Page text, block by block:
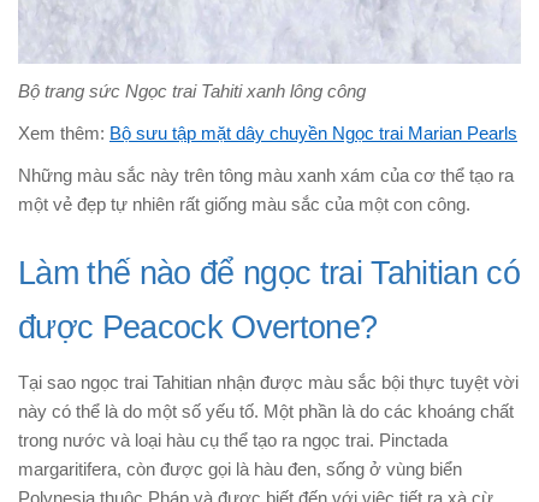
Bộ trang sức Ngọc trai Tahiti xanh lông công
Xem thêm: Bộ sưu tập mặt dây chuyền Ngọc trai Marian Pearls
Những màu sắc này trên tông màu xanh xám của cơ thể tạo ra
một vẻ đẹp tự nhiên rất giống màu sắc của một con công.
Làm thế nào để ngọc trai Tahitian có
được Peacock Overtone?
Tại sao ngọc trai Tahitian nhận được màu sắc bội thực tuyệt vời
này có thể là do một số yếu tố. Một phần là do các khoáng chất
trong nước và loại hàu cụ thể tạo ra ngọc trai. Pinctada
margaritifera, còn được gọi là hàu đen, sống ở vùng biển